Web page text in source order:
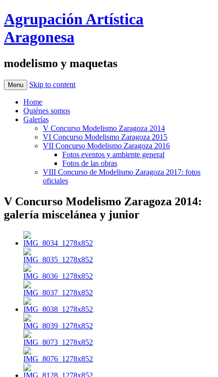
Agrupación Artística
Aragonesa
modelismo y maquetas
Menu Skip to content
Home
Quiénes somos
Galerías
V Concurso Modelismo Zaragoza 2014
VI Concurso Modelismo Zaragoza 2015
VII Concurso Modelismo Zaragoza 2016
Fotos eventos y ambiente general
Fotos de las obras
VIII Concurso de Modelismo Zaragoza 2017: fotos
oficiales
V Concurso Modelismo Zaragoza 2014:
galería miscelánea y junior